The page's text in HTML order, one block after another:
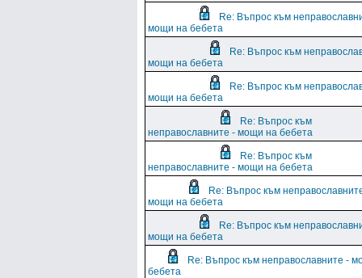
Re: Въпрос към
мощи на бебета
Re: Въпрос към
мощи на бебета
Re: Въпрос към
мощи на бебета
Re: Въпрос към
неправославните - мощи на бебета
Re: Въпрос към
неправославните - мощи на бебета
Re: Въпрос към
мощи на бебета
Re: Въпрос към
мощи на бебета
Re: Въпрос към неправославните -
бебета